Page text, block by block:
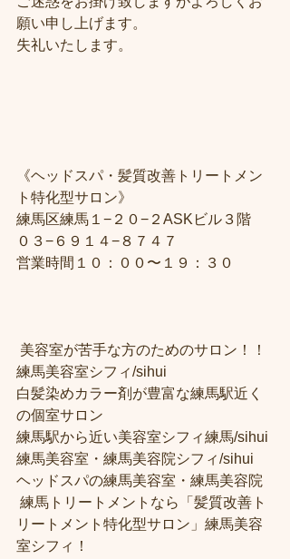
願い申し上げます。
失礼いたします。
《ヘッドスパ・髪質改善トリートメン
ト特化型サロン》
練馬区練馬１−２０−２ASKビル３階
０３−６９１４−８７４７
営業時間１０：００〜１９：３０
練馬美容室シフィ/sihui
白髪染めカラー剤が豊富な練馬駅近く
の個室サロン
練馬駅から近い美容室シフィ練馬/sihui
練馬美容室・練馬美容院シフィ/sihui
ヘッドスパの練馬美容室・練馬美容院
リートメント特化型サロン」練馬美容
室シフィ！